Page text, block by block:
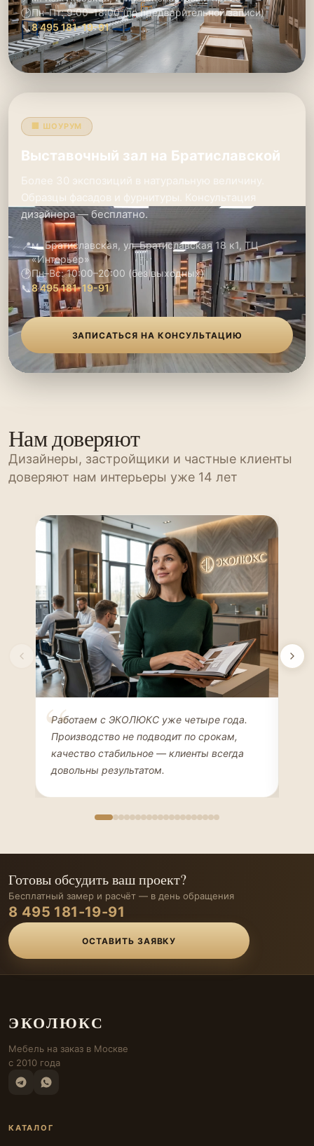
🕑Пн–Пт: 9:00–18:00 (по предварительной записи)
📞8 495 181-19-91
🏢 ШОУРУМ
Выставочный зал на Братиславской
Более 30 экспозиций в натуральную величину.
Образцы фасадов и фурнитуры. Консультация
дизайнера — бесплатно.
📍м. Братиславская, ул. Братиславская 18 к1, ТЦ
«Интерьер»
🕑Пн–Вс: 10:00–20:00 (без выходных)
📞8 495 181-19-91
ЗАПИСАТЬСЯ НА КОНСУЛЬТАЦИЮ
Нам доверяют
Дизайнеры, застройщики и частные клиенты
доверяют нам интерьеры уже 14 лет
Елена Соколова
ДИЗАЙНЕР ИНТЕРЬЕРОВ
Работаем с ЭКОЛЮКС уже четыре года.
Производство не подводит по срокам,
качество стабильное — клиенты всегда
довольны результатом.
Готовы обсудить ваш проект?
Бесплатный замер и расчёт — в день обращения
8 495 181-19-91
ОСТАВИТЬ ЗАЯВКУ
ЭКОЛЮКС
Мебель на заказ в Москве
с 2010 года
КАТАЛОГ